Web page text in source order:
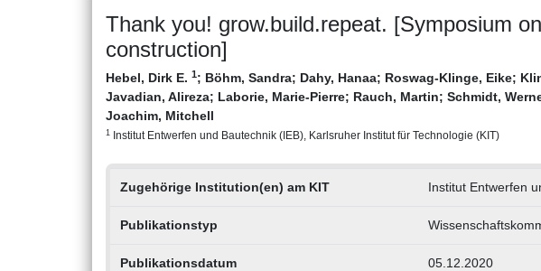
Thank you! grow.build.repeat. [Symposium
construction]
Hebel, Dirk E. 1; Böhm, Sandra; Dahy, Hanaa; Roswag-Klinge, Eike;
Javadian, Alireza; Laborie, Marie-Pierre; Rauch, Martin; Schmidt,
Joachim, Mitchell
1 Institut Entwerfen und Bautechnik (IEB), Karlsruher Institut für Technologie (KIT)
Zugehörige Institution(en) am KIT Institut Entwerfen
Publikationstyp
Publikationsdatum 05.12.2020